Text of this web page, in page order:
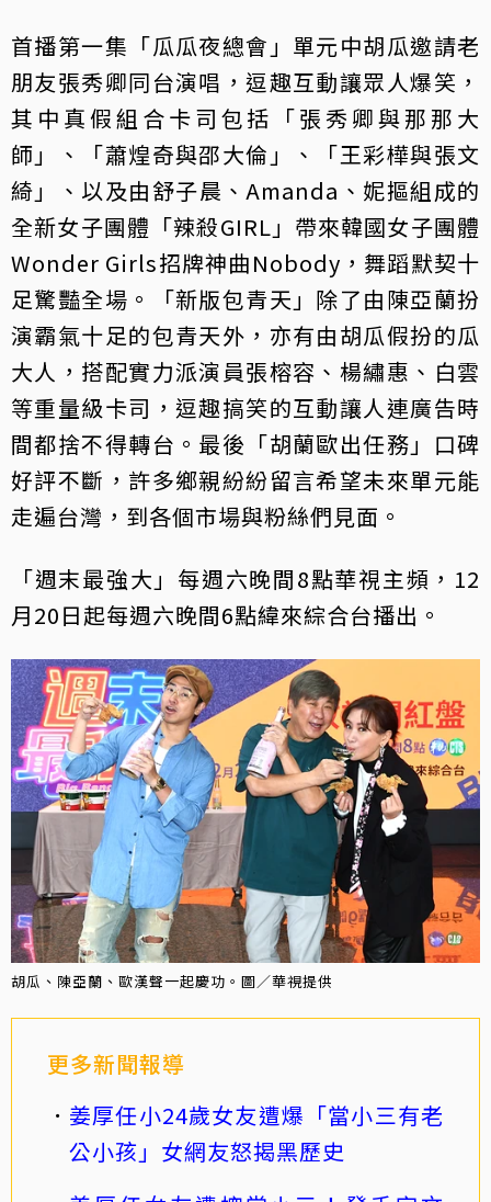
首播第一集「瓜瓜夜總會」單元中胡瓜邀請老
朋友張秀卿同台演唱，逗趣互動讓眾人爆笑，
其中真假組合卡司包括「張秀卿與那那大
師」、「蕭煌奇與邵大倫」、「王彩樺與張文
綺」、以及由舒子晨、Amanda、妮摳組成的
全新女子團體「辣殺GIRL」帶來韓國女子團體
Wonder Girls招牌神曲Nobody，舞蹈默契十
足驚豔全場。「新版包青天」除了由陳亞蘭扮
演霸氣十足的包青天外，亦有由胡瓜假扮的瓜
大人，搭配實力派演員張榕容、楊繡惠、白雲
等重量級卡司，逗趣搞笑的互動讓人連廣告時
間都捨不得轉台。最後「胡蘭歐出任務」口碑
好評不斷，許多鄉親紛紛留言希望未來單元能
走遍台灣，到各個市場與粉絲們見面。
「週末最強大」每週六晚間8點華視主頻，12
月20日起每週六晚間6點緯來綜合台播出。
胡瓜、陳亞蘭、歐漢聲一起慶功。圖／華視提供
更多新聞報導
姜厚任小24歲女友遭爆「當小三有老
公小孩」女網友怒揭黑歷史